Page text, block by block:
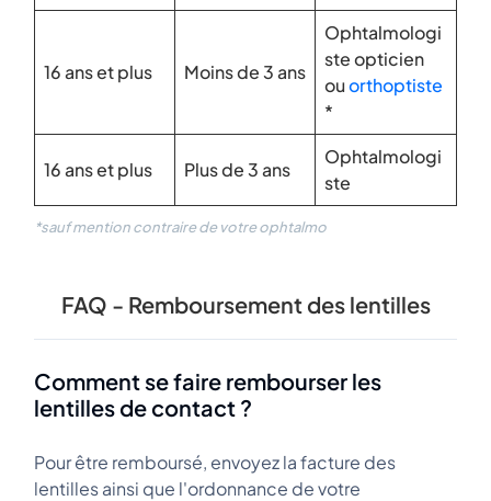
16 ans et plus Moins de 3 ans
Ophtalmologi
ste opticien
ouorthoptiste
*
16 ans et plus Plus de 3 ans
Ophtalmologi
ste
*sauf mention contraire de votre ophtalmo
FAQ - Remboursement des lentilles
Comment se faire rembourser les
lentilles de contact ?
Pour être remboursé, envoyez la facture des
lentilles ainsi que l'ordonnance de votre